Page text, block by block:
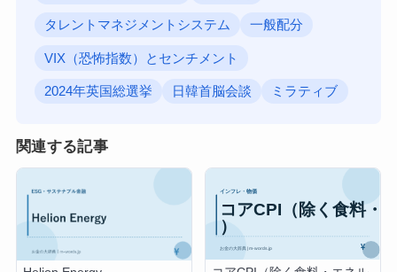
タレントマネジメントシステム 一般配分
VIX（恐怖指数）とセンチメント
2024年英国総選挙 日韓首脳会談 ミラティブ
関連する記事